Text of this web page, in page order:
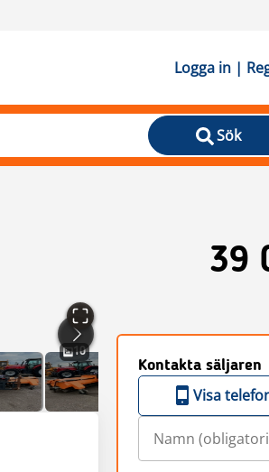
Logga in |
Sök
39
10
Kontakta säljaren
Visa